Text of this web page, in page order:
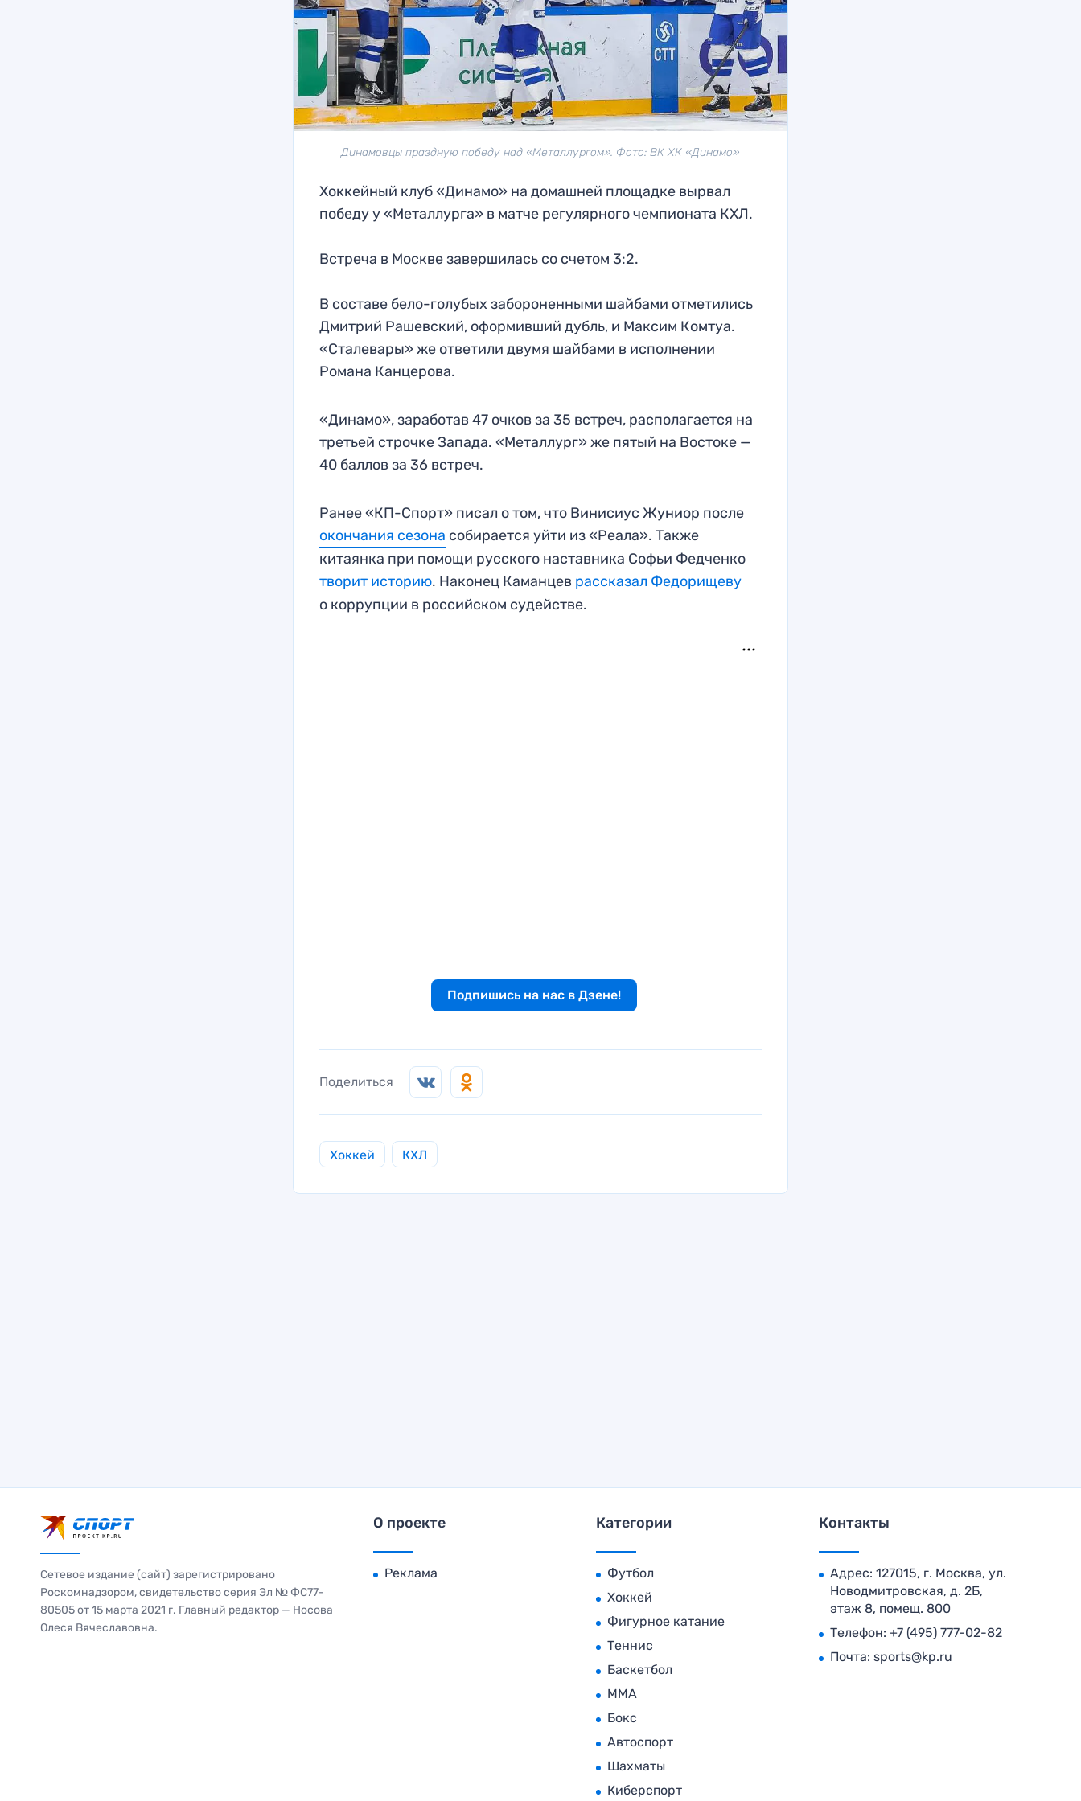
Динамовцы праздную победу над «Металлургом». Фото: ВК ХК «Динамо»
Хоккейный клуб «Динамо» на домашней площадке вырвал
победу у «Металлурга» в матче регулярного чемпионата КХЛ.
Встреча в Москве завершилась со счетом 3:2.
В составе бело-голубых забороненными шайбами отметились
Дмитрий Рашевский, оформивший дубль, и Максим Комтуа.
«Сталевары» же ответили двумя шайбами в исполнении
Романа Канцерова.
«Динамо», заработав 47 очков за 35 встреч, располагается на
третьей строчке Запада. «Металлург» же пятый на Востоке —
40 баллов за 36 встреч.
Ранее «КП-Спорт» писал о том, что Винисиус Жуниор после
окончания сезона собирается уйти из «Реала». Также
китаянка при помощи русского наставника Софьи Федченко
творит историю. Наконец Каманцев рассказал Федорищеву
о коррупции в российском судействе.
Подпишись на нас в Дзене!
Поделиться
Хоккей КХЛ
Сетевое издание (сайт) зарегистрировано
Роскомнадзором, свидетельство серия Эл № ФС77-
80505 от 15 марта 2021 г. Главный редактор — Носова
Олеся Вячеславовна.
О проекте
Реклама
Категории
Футбол
Хоккей
Фигурное катание
Теннис
Баскетбол
MMA
Бокс
Автоспорт
Шахматы
Киберспорт
Контакты
Адрес: 127015, г. Москва, ул.
Новодмитровская, д. 2Б,
этаж 8, помещ. 800
Телефон: +7 (495) 777-02-82
Почта: sports@kp.ru